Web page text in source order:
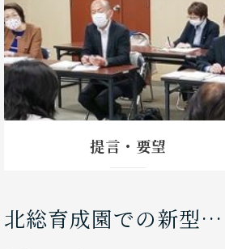
提言・要望
北総育成園での新型…